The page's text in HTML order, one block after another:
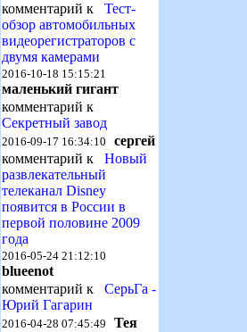
комментарий к Тест-
обзор автомобильных
видеорегистраторов с
двумя камерами
2016-10-18 15:15:21
маленький гигант
комментарий к
Секретный завод
2016-09-17 16:34:10 сергей
комментарий к Новый
развлекательный
телеканал Disney
появится в России в
первой половине 2009
года
2016-05-24 21:12:10
blueenot
комментарий к СерьГа -
Юрий Гагарин
2016-04-28 07:45:49 Тея